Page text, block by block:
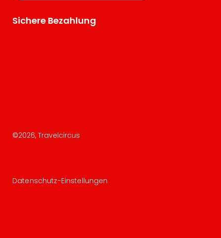
Sichere Bezahlung
©2026, Travelcircus
Datenschutz-Einstellungen